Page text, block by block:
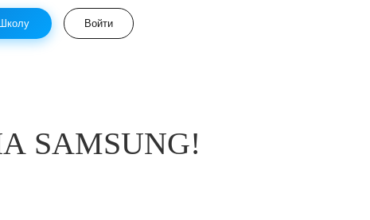
Войти
SAMSUNG!